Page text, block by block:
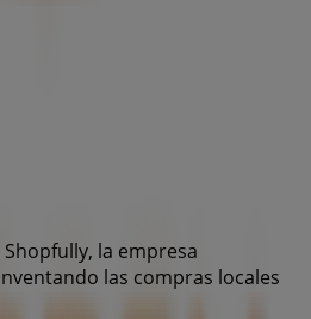
la empresa
las compras locales